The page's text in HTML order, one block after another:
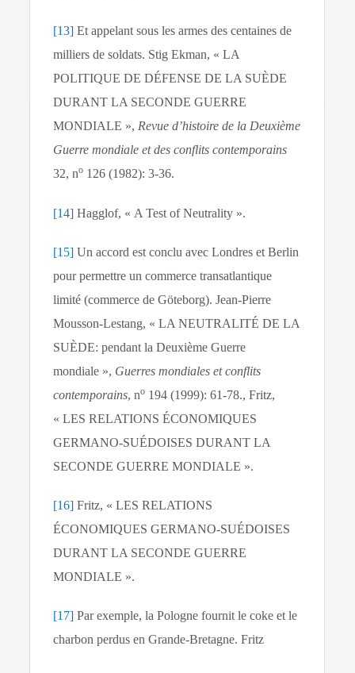
[13] Et appelant sous les armes des centaines de
milliers de soldats. Stig Ekman, « LA
POLITIQUE DE DÉFENSE DE LA SUÈDE
DURANT LA SECONDE GUERRE
MONDIALE »,Revue d’histoire de la Deuxième
Guerre mondiale et des conflits contemporains
32, no 126 (1982): 3‑36.
[14] Hagglof, « A Test of Neutrality ».
[15] Un accord est conclu avec Londres et Berlin
pour permettre un commerce transatlantique
limité (commerce de Göteborg). Jean-Pierre
Mousson-Lestang, « LA NEUTRALITÉ DE LA
SUÈDE: pendant la Deuxième Guerre
mondiale », Guerres mondiales et conflits
contemporains, no 194 (1999): 61‑78., Fritz,
« LES RELATIONS ÉCONOMIQUES
GERMANO-SUÉDOISES DURANT LA
SECONDE GUERRE MONDIALE ».
[16] Fritz, « LES RELATIONS
ÉCONOMIQUES GERMANO-SUÉDOISES
DURANT LA SECONDE GUERRE
MONDIALE ».
[17] Par exemple, la Pologne fournit le coke et le
charbon perdus en Grande-Bretagne. Fritz